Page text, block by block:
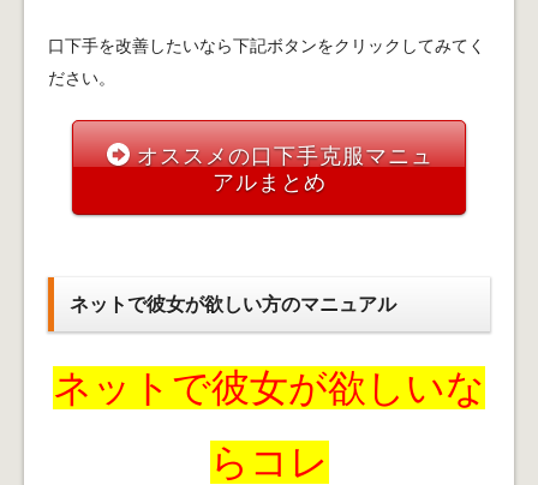
口下手を改善したいなら下記ボタンをクリックしてみてく
ださい。
オススメの口下手克服マニュ
アルまとめ
ネットで彼女が欲しい方のマニュアル
ネットで彼女が欲しいな
らコレ